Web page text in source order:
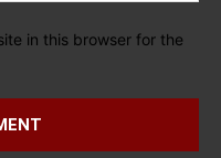
in this browser for the